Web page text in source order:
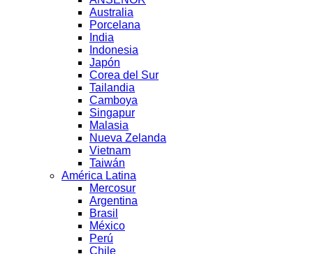
Australia
Porcelana
India
Indonesia
Japón
Corea del Sur
Tailandia
Camboya
Singapur
Malasia
Nueva Zelanda
Vietnam
Taiwán
América Latina
Mercosur
Argentina
Brasil
México
Perú
Chile